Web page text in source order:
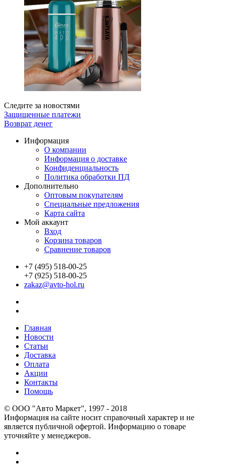
Следите за новостями
Защищенные платежи
Возврат денег
Информация
О компании
Информация о доставке
Конфиденциальность
Политика обработки ПД
Дополнительно
Оптовым покупателям
Специальные предложения
Карта сайта
Мой аккаунт
Вход
Корзина товаров
Сравнение товаров
+7 (495) 518-00-25
+7 (925) 518-00-25
zakaz@avto-hol.ru
Главная
Новости
Статьи
Доставка
Оплата
Акции
Контакты
Помощь
© OOO "Авто Маркет", 1997 - 2018
Информация на сайте носит справочный характер и не
является публичной офертой. Информацию о товаре
уточняйте у менеджеров.